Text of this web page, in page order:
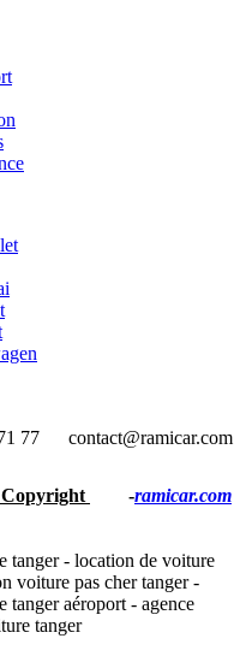
77
contact@ramicar.com
-ramicar.com
tanger - location de voiture
voiture pas cher tanger -
tanger aéroport - agence
tanger